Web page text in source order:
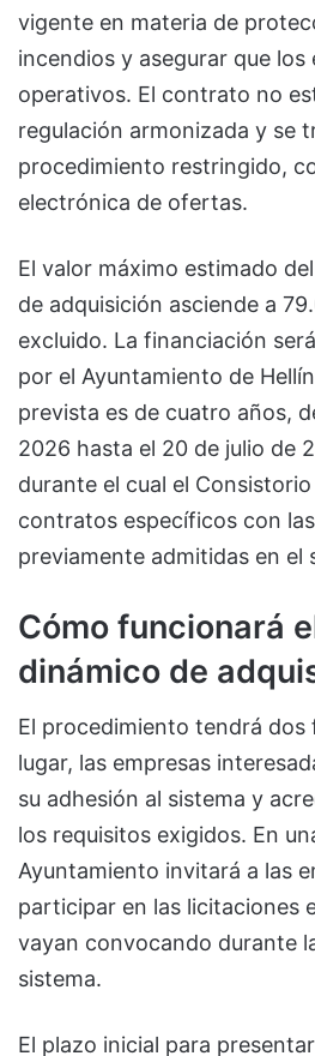
vigente en materia de
incendios y asegurar que los
operativos. El contrato no
regulación armonizada y se
procedimiento restringido,
electrónica de ofertas.
El valor máximo estimado
de adquisición asciende a
excluido. La financiación
por el Ayuntamiento de
prevista es de cuatro años,
2026 hasta el 20 de julio de
durante el cual el
contratos específicos con
previamente admitidas en el
Cómo funcionará
dinámico de
El procedimiento tendrá dos
lugar, las empresas
su adhesión al sistema y
los requisitos exigidos. En
Ayuntamiento invitará a las
participar en las licitaciones
vayan convocando durante
sistema.
El plazo inicial para